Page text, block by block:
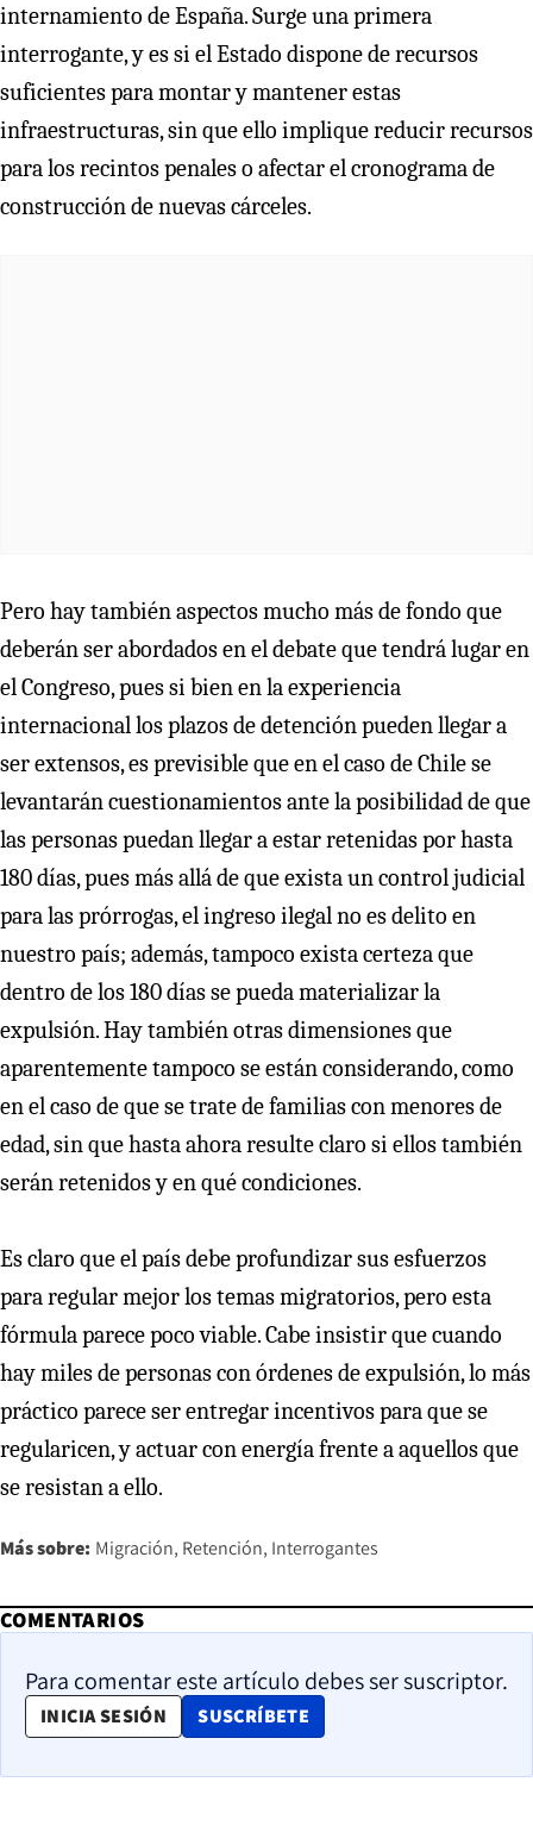
internamiento de España. Surge una primera
interrogante, y es si el Estado dispone de recursos
suficientes para montar y mantener estas
infraestructuras, sin que ello implique reducir recursos
para los recintos penales o afectar el cronograma de
construcción de nuevas cárceles.
Pero hay también aspectos mucho más de fondo que
deberán ser abordados en el debate que tendrá lugar en
el Congreso, pues si bien en la experiencia
internacional los plazos de detención pueden llegar a
ser extensos, es previsible que en el caso de Chile se
levantarán cuestionamientos ante la posibilidad de que
las personas puedan llegar a estar retenidas por hasta
180 días, pues más allá de que exista un control judicial
para las prórrogas, el ingreso ilegal no es delito en
nuestro país; además, tampoco exista certeza que
dentro de los 180 días se pueda materializar la
expulsión. Hay también otras dimensiones que
aparentemente tampoco se están considerando, como
en el caso de que se trate de familias con menores de
edad, sin que hasta ahora resulte claro si ellos también
serán retenidos y en qué condiciones.
Es claro que el país debe profundizar sus esfuerzos
para regular mejor los temas migratorios, pero esta
fórmula parece poco viable. Cabe insistir que cuando
hay miles de personas con órdenes de expulsión, lo más
práctico parece ser entregar incentivos para que se
regularicen, y actuar con energía frente a aquellos que
se resistan a ello.
Más sobre: Migración Retención Interrogantes
COMENTARIOS
Para comentar este artículo debes ser suscriptor.
INICIA SESIÓN SUSCRÍBETE
OPENS IN NEW WINDOW